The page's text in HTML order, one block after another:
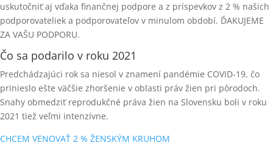
uskutočniť aj vďaka finančnej podpore a z príspevkov z 2 % našich
podporovateliek a podporovateľov v minulom období. ĎAKUJEME
ZA VAŠU PODPORU.
Čo sa podarilo v roku 2021
Predchádzajúci rok sa niesol v znamení pandémie COVID-19, čo
prinieslo ešte väčšie zhoršenie v oblasti práv žien pri pôrodoch.
Snahy obmedziť reprodukčné práva žien na Slovensku boli v roku
2021 tiež veľmi intenzívne.
CHCEM VENOVAŤ 2 % ŽENSKÝM KRUHOM